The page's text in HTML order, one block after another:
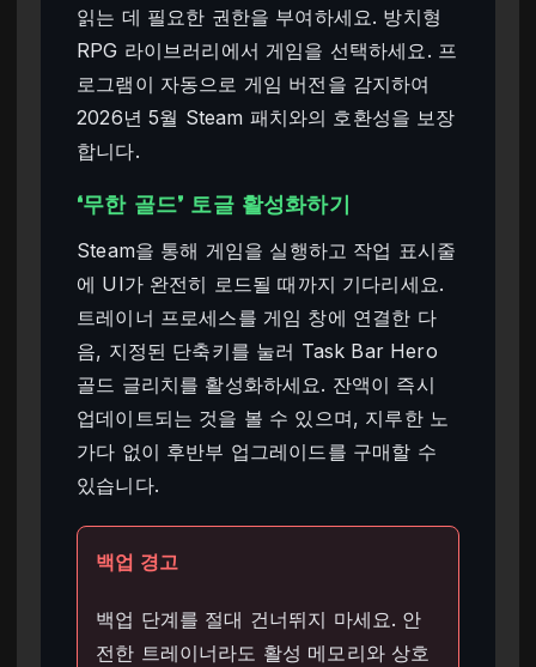
읽는 데 필요한 권한을 부여하세요. 방치형
RPG 라이브러리에서 게임을 선택하세요. 프
로그램이 자동으로 게임 버전을 감지하여
2026년 5월 Steam 패치와의 호환성을 보장
합니다.
‘무한 골드’ 토글 활성화하기
Steam을 통해 게임을 실행하고 작업 표시줄
에 UI가 완전히 로드될 때까지 기다리세요.
트레이너 프로세스를 게임 창에 연결한 다
음, 지정된 단축키를 눌러 Task Bar Hero
골드 글리치를 활성화하세요. 잔액이 즉시
업데이트되는 것을 볼 수 있으며, 지루한 노
가다 없이 후반부 업그레이드를 구매할 수
있습니다.
백업 경고
백업 단계를 절대 건너뛰지 마세요. 안
전한 트레이너라도 활성 메모리와 상호